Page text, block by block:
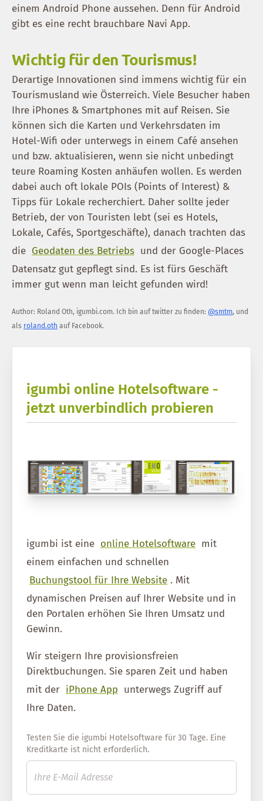
einem Android Phone aussehen. Denn für Android
gibt es eine recht brauchbare Navi App.
Wichtig für den Tourismus!
Derartige Innovationen sind immens wichtig für ein
Tourismusland wie Österreich. Viele Besucher haben
Ihre iPhones & Smartphones mit auf Reisen. Sie
können sich die Karten und Verkehrsdaten im
Hotel-Wifi oder unterwegs in einem Café ansehen
und bzw. aktualisieren, wenn sie nicht unbedingt
teure Roaming Kosten anhäufen wollen. Es werden
dabei auch oft lokale POIs (Points of Interest) &
Tipps für Lokale recherchiert. Daher sollte jeder
Betrieb, der von Touristen lebt (sei es Hotels,
Lokale, Cafés, Sportgeschäfte), danach trachten das
die Geodaten des Betriebs und der Google-Places
Datensatz gut gepflegt sind. Es ist fürs Geschäft
immer gut wenn man leicht gefunden wird!
Author: Roland Oth, igumbi.com. Ich bin auf twitter zu finden: @smtm, und
als roland.oth auf Facebook.
igumbi online Hotelsoftware -
jetzt unverbindlich probieren
igumbi ist eine online Hotelsoftware mit
einem einfachen und schnellen
Buchungstool für Ihre Website . Mit
dynamischen Preisen auf Ihrer Website und in
den Portalen erhöhen Sie Ihren Umsatz und
Gewinn.
Wir steigern Ihre provisionsfreien
Direktbuchungen. Sie sparen Zeit und haben
mit der iPhone App unterwegs Zugriff auf
Ihre Daten.
Testen Sie die igumbi Hotelsoftware für 30 Tage. Eine
Kreditkarte ist nicht erforderlich.